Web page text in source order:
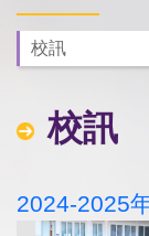
校訊
2024-2025